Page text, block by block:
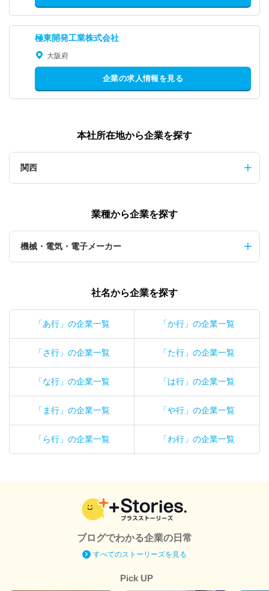
極東開発工業株式会社
大阪府
企業の求人情報を見る
本社所在地から企業を探す
関西
業種から企業を探す
機械・電気・電子メーカー
社名から企業を探す
「あ行」の企業一覧 「か行」の企業一覧
「さ行」の企業一覧 「た行」の企業一覧
「な行」の企業一覧 「は行」の企業一覧
「ま行」の企業一覧 「や行」の企業一覧
「ら行」の企業一覧 「わ行」の企業一覧
ブログでわかる企業の日常
すべてのストーリーズを見る
Pick UP